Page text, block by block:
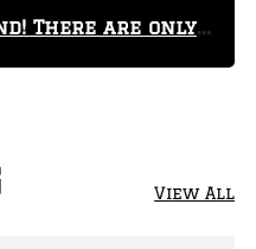
There are only
View All